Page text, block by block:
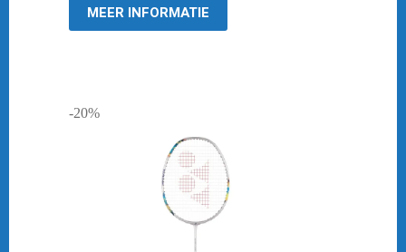
MEER INFORMATIE
-20%